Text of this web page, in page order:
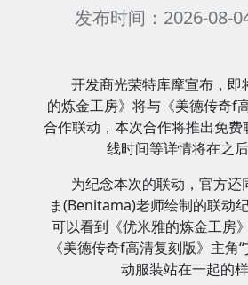
发布时间：2026-08-
开发商光荣特库摩宣布，即
的炼金工房》将与《美德传奇f
合作联动，本次合作将推出免费
线时间等详情将在之后
为纪念本次的联动，官方还
ま(Benitama)老师绘制的联动
可以看到《优米雅的炼金工房
《美德传奇f高清复刻版》主角
动服装站在一起的样